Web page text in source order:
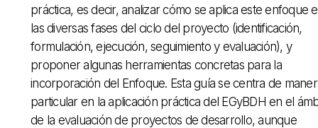
práctica, es decir, analizar cómo se aplica este enfoque
las diversas fases del ciclo del proyecto (identificación,
formulación, ejecución, seguimiento y evaluación), y
proponer algunas herramientas concretas para la
incorporación del Enfoque. Esta guía se centra de
particular en la aplicación práctica del EGyBDH en el
de la evaluación de proyectos de desarrollo, aunque